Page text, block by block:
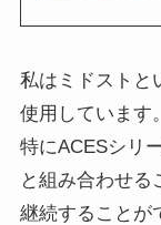
私はミドストと
使用しています。
特にACESシリ
と組み合わせる
継続することが